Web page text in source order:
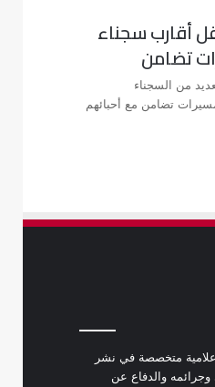
أقارب سجناء
تضامن
من السجناء
تضامن مع أحبائهم
متخصصة في نشر
وجرائمه والدفاع عن